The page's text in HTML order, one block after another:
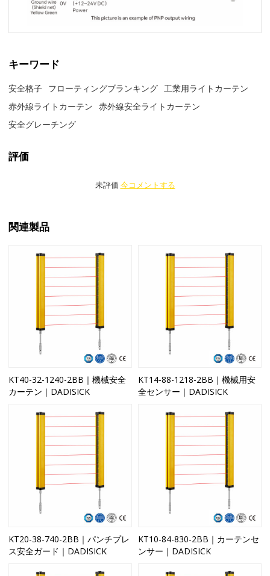
キーワード
安全格子 フローティングブランキング 工業用ライトカーテン
赤外線ライトカーテン
赤外線安全ライトカーテン
安全グレーチング
評価
未評価 今コメントする
関連製品
KT40-32-1240-2BB｜機械安全
カーテン｜DADISICK
KT14-88-1218-2BB｜機械用安
全センサー｜DADISICK
KT20-38-740-2BB｜パンチプレ
ス安全ガード｜DADISICK
KT10-84-830-2BB｜カーテンセ
ンサー｜DADISICK